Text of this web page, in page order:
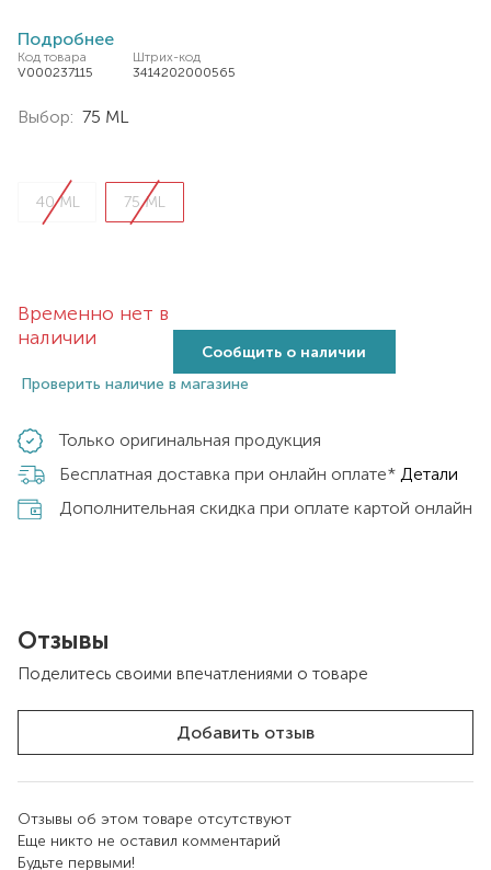
Подробнее
Код товара
V000237115
Штрих-код
3414202000565
Выбор: 75 ML
40 ML 75 ML
Временно нет в
наличии
Сообщить о наличии
Проверить наличие в магазине
Только оригинальная продукция
Бесплатная доставка при онлайн оплате* Детали
Дополнительная скидка при оплате картой онлайн
Отзывы
Поделитесь своими впечатлениями о товаре
Добавить отзыв
Отзывы об этом товаре отсутствуют
Еще никто не оставил комментарий
Будьте первыми!